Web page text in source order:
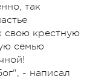
так
свою крестную
семью
- написал